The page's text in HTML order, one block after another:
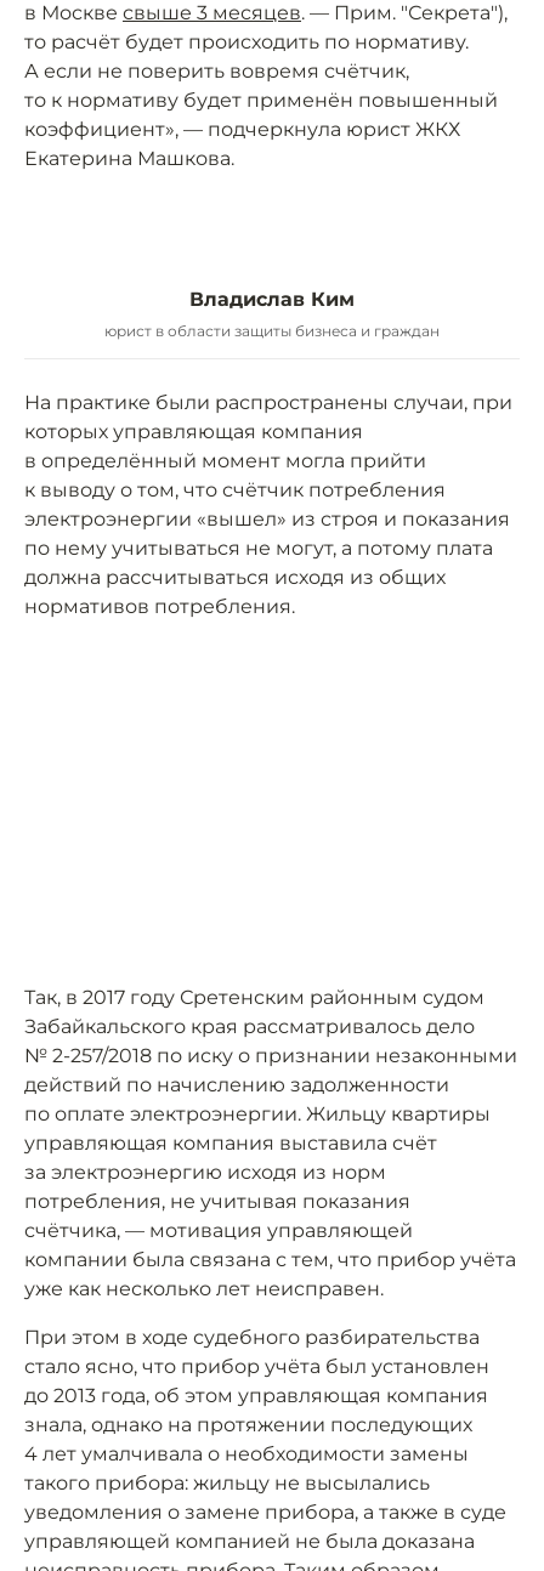
в Москве свыше 3 месяцев. — Прим. "Секрета"),
то расчёт будет происходить по нормативу.
А если не поверить вовремя счётчик,
то к нормативу будет применён повышенный
коэффициент», — подчеркнула юрист ЖКХ
Екатерина Машкова.
Владислав Ким
юрист в области защиты бизнеса и граждан
На практике были распространены случаи, при
которых управляющая компания
в определённый момент могла прийти
к выводу о том, что счётчик потребления
электроэнергии «вышел» из строя и показания
по нему учитываться не могут, а потому плата
должна рассчитываться исходя из общих
нормативов потребления.
Так, в 2017 году Сретенским районным судом
Забайкальского края рассматривалось дело
№ 2-257/2018 по иску о признании незаконными
действий по начислению задолженности
по оплате электроэнергии. Жильцу квартиры
управляющая компания выставила счёт
за электроэнергию исходя из норм
потребления, не учитывая показания
счётчика, — мотивация управляющей
компании была связана с тем, что прибор учёта
уже как несколько лет неисправен.
При этом в ходе судебного разбирательства
стало ясно, что прибор учёта был установлен
до 2013 года, об этом управляющая компания
знала, однако на протяжении последующих
4 лет умалчивала о необходимости замены
такого прибора: жильцу не высылались
уведомления о замене прибора, а также в суде
управляющей компанией не была доказана